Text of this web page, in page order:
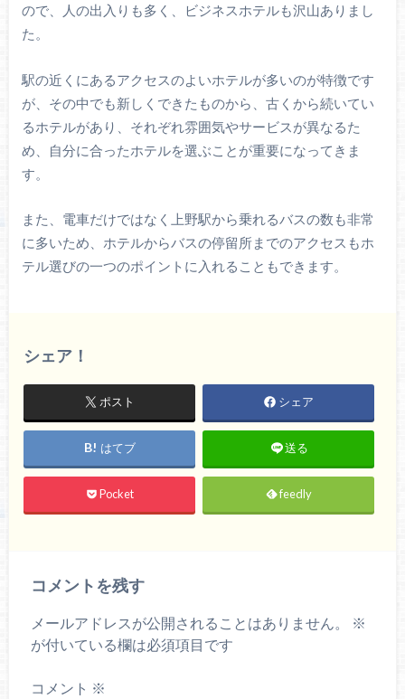
ので、人の出入りも多く、ビジネスホテルも沢山ありまし
た。
駅の近くにあるアクセスのよいホテルが多いのが特徴です
が、その中でも新しくできたものから、古くから続いてい
るホテルがあり、それぞれ雰囲気やサービスが異なるた
め、自分に合ったホテルを選ぶことが重要になってきま
す。
また、電車だけではなく上野駅から乗れるバスの数も非常
に多いため、ホテルからバスの停留所までのアクセスもホ
テル選びの一つのポイントに入れることもできます。
シェア！
ポスト シェア
はてブ 送る
Pocket feedly
コメントを残す
メールアドレスが公開されることはありません。
※
が付いている欄は必須項目です
コメント ※